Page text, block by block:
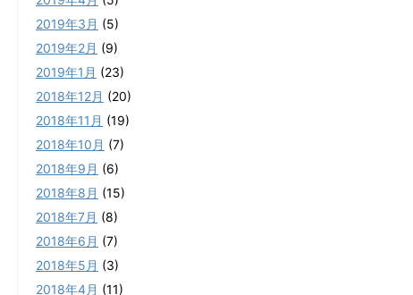
2019年3月 (5)
2019年2月 (9)
2019年1月 (23)
2018年12月 (20)
2018年11月 (19)
2018年10月 (7)
2018年9月 (6)
2018年8月 (15)
2018年7月 (8)
2018年6月 (7)
2018年5月 (3)
2018年4月 (11)